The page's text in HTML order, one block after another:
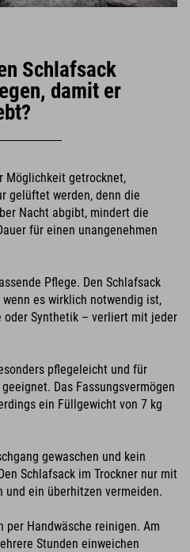
Schlafsack
damit er
Möglichkeit getrocknet,
gelüftet werden, denn die
Nacht abgibt, mindert die
für einen unangenehmen
Pflege. Den Schlafsack
es wirklich notwendig ist,
oder Synthetik – verliert mit jeder
pflegeleicht und für
Das Fassungsvermögen
ein Füllgewicht von 7 kg
gewaschen und kein
Schlafsack im Trockner nur mit
und ein überhitzen vermeiden.
per Handwäsche reinigen. Am
Stunden einweichen